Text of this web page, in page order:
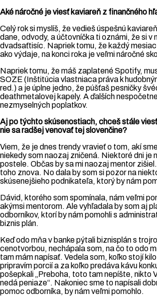
Aké náročné je viesť kaviareň z finančného
Celý rok si myslíš, že vedieš úspešnú
dane, odvody, a účtovníčka ti oznámi, že si v
dvadsaťtisíc. Napriek tomu, že každý
ako výdaje, na konci roka je veľmi náročné
Napriek tomu, že máš zaplatené Spotify,
SOZE (Inštitúcia vlastniaca práva k
red.) a je úplne jedno, že púšťaš pesničky
deathmetalovej kapely. A ďalších
nezmyselných poplatkov.
Aj po týchto skúsenostiach, chceš stále
nie sa radšej venovať tej slovenčine?
Viem, že je dnes trendy vravieť o tom, akí
niekedy som naozaj zničená. Niektoré dni je
postele. Občas by sa mi naozaj mentor
toho znova. No dala by som si pozor na
skúsenejšieho podnikateľa, ktorý by nám
Dávid, ktorého som spomínala, nám veľmi
akýmsi mentorom. Ale vyhľadala by som aj
odborníkov, ktorí by nám pomohli s
biznis plán.
Keď odo mňa v banke pýtali biznisplán s
cenotvorbou, nechápala som, na čo to odo
tam mám napísať. Vedela som, koľko stojí
pripravím porcií a za koľko predáva kávu
pošepkali „Preboha, toto tam nepíšte, nikto
nedá peniaze“. Nakoniec sme to napísali
pomoc odborníka, by nám veľmi pomohlo.